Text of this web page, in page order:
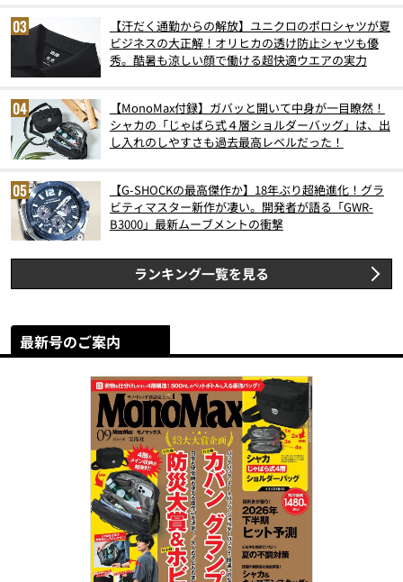
【汗だく通勤からの解放】ユニクロのポロシャツが夏
ビジネスの大正解！オリヒカの透け防止シャツも優
秀。酷暑も涼しい顔で働ける超快適ウエアの実力
【MonoMax付録】ガバッと開いて中身が一目瞭然！
シャカの「じゃばら式４層ショルダーバッグ」は、出
し入れのしやすさも過去最高レベルだった！
【G-SHOCKの最高傑作か】18年ぶり超絶進化！グラ
ビティマスター新作が凄い。開発者が語る「GWR-
B3000」最新ムーブメントの衝撃
ランキング一覧を見る
最新号のご案内